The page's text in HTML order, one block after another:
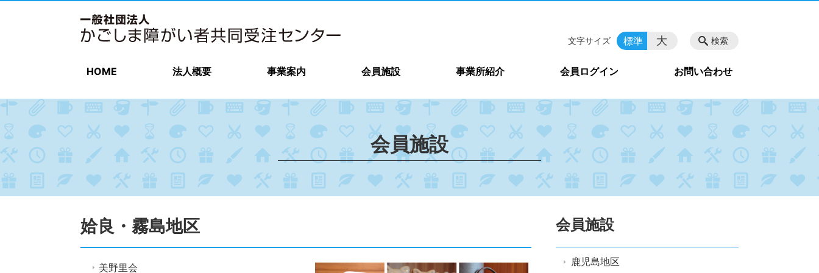
HOME 法人概要 事業案内 会員施設 事業所紹介 会員ログイン お問い合わせ
検索
文字サイズ 標準 大
会員施設
姶良・霧島地区
美野里会
会員施設
鹿児島地区